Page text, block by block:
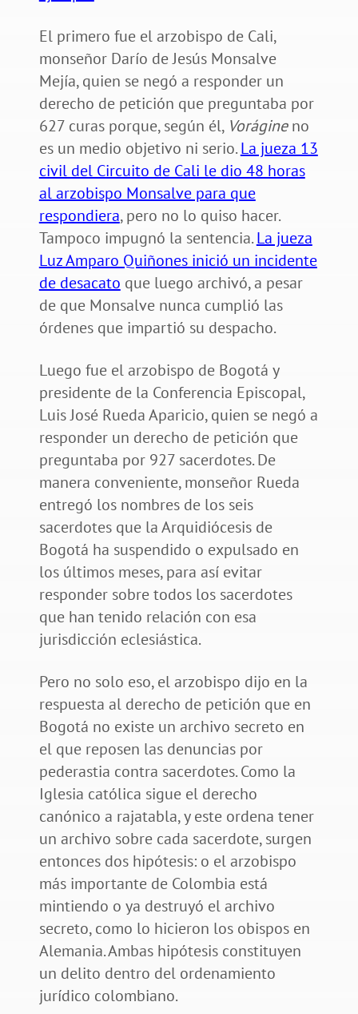
El primero fue el arzobispo de Cali,
monseñor Darío de Jesús Monsalve
Mejía, quien se negó a responder un
derecho de petición que preguntaba por
627 curas porque, según él, Vorágineno
es un medio objetivo ni serio.La jueza 13
civil del Circuito de Cali le dio 48 horas
al arzobispo Monsalve para que
respondiera, pero no lo quiso hacer.
Tampoco impugnó la sentencia.La jueza
Luz Amparo Quiñones inició un incidente
de desacato que luego archivó, a pesar
de que Monsalve nunca cumplió las
órdenes que impartió su despacho.
Luego fue el arzobispo de Bogotá y
presidente de la Conferencia Episcopal,
Luis José Rueda Aparicio, quien se negó a
responder un derecho de petición que
preguntaba por 927 sacerdotes. De
manera conveniente, monseñor Rueda
entregó los nombres de los seis
sacerdotes que la Arquidiócesis de
Bogotá ha suspendido o expulsado en
los últimos meses, para así evitar
responder sobre todos los sacerdotes
que han tenido relación con esa
jurisdicción eclesiástica.
Pero no solo eso, el arzobispo dijo en la
respuesta al derecho de petición que en
Bogotá no existe un archivo secreto en
el que reposen las denuncias por
pederastia contra sacerdotes. Como la
Iglesia católica sigue el derecho
canónico a rajatabla, y este ordena tener
un archivo sobre cada sacerdote, surgen
entonces dos hipótesis: o el arzobispo
más importante de Colombia está
mintiendo o ya destruyó el archivo
secreto, como lo hicieron los obispos en
Alemania. Ambas hipótesis constituyen
un delito dentro del ordenamiento
jurídico colombiano.